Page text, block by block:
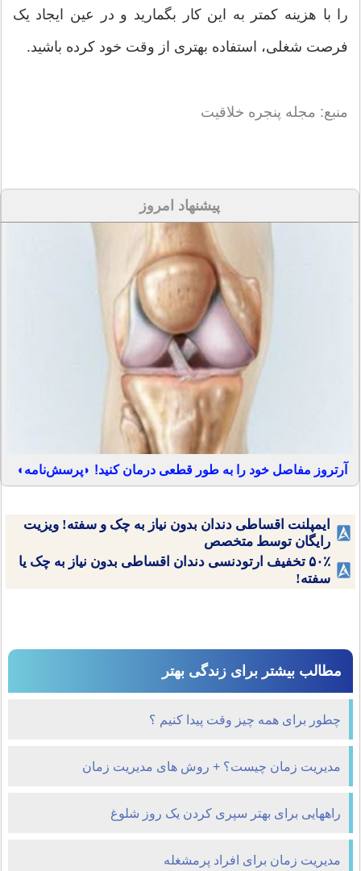
را با هزینه کمتر به این کار بگمارید و در عین ایجاد یک
فرصت شغلی، استفاده بهتری از وقت خود کرده باشید.
منبع: مجله پنجره خلاقیت
پیشنهاد امروز
آرتروز مفاصل خود را به طور قطعی درمان کنید! ◗پرسش‌نامه◖
ایمپلنت اقساطی دندان بدون نیاز به چک و سفته! ویزیت
رایگان توسط متخصص
۵۰٪ تخفیف ارتودنسی دندان اقساطی بدون نیاز به چک یا
سفته!
مطالب بیشتر برای زندگی بهتر
چطور برای همه چیز وقت پیدا کنیم ؟
مديريت زمان چیست؟ + روش های مدیریت زمان
راههایی برای بهتر سپری کردن یک روز شلوغ
مدیریت زمان برای افراد پرمشغله